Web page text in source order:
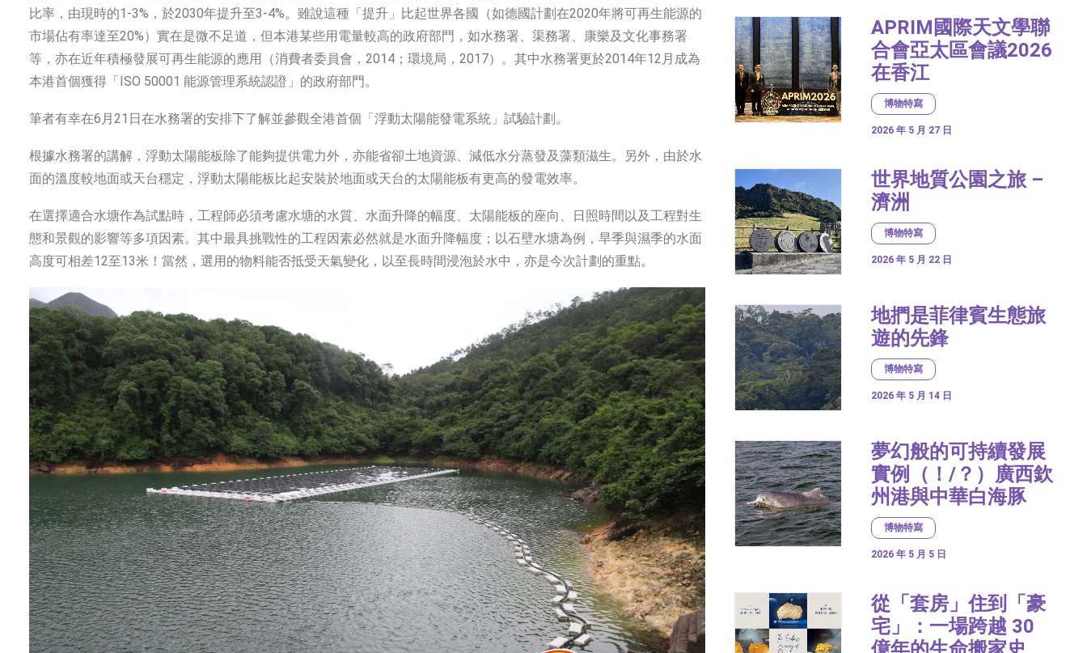
比率，由現時的1-3%，於2030年提升至3-4%。雖說這種「提升」比起世界各國（如德國計劃在2020年將可再生能源的
市場佔有率達至20%）實在是微不足道，但本港某些用電量較高的政府部門，如水務署、渠務署、康樂及文化事務署
等，亦在近年積極發展可再生能源的應用（消費者委員會，2014；環境局，2017）。其中水務署更於2014年12月成為
本港首個獲得「ISO 50001 能源管理系統認證」的政府部門。
筆者有幸在6月21日在水務署的安排下了解並參觀全港首個「浮動太陽能發電系統」試驗計劃。
根據水務署的講解，浮動太陽能板除了能夠提供電力外，亦能省卻土地資源、減低水分蒸發及藻類滋生。另外，由於水
面的溫度較地面或天台穩定，浮動太陽能板比起安裝於地面或天台的太陽能板有更高的發電效率。
在選擇適合水塘作為試點時，工程師必須考慮水塘的水質、水面升降的幅度、太陽能板的座向、日照時間以及工程對生
態和景觀的影響等多項因素。其中最具挑戰性的工程因素必然就是水面升降幅度；以石壁水塘為例，旱季與濕季的水面
高度可相差12至13米！當然，選用的物料能否抵受天氣變化，以至長時間浸泡於水中，亦是今次計劃的重點。
APRIM國際天文學聯
合會亞太區會議2026
在香江
博物特寫
2026 年 5 月 27 日
世界地質公園之旅 –
濟洲
博物特寫
2026 年 5 月 22 日
地捫是菲律賓生態旅
遊的先鋒
博物特寫
2026 年 5 月 14 日
夢幻般的可持續發展
實例（！/？）廣西欽
州港與中華白海豚
博物特寫
2026 年 5 月 5 日
從「套房」住到「豪
宅」：一場跨越 30